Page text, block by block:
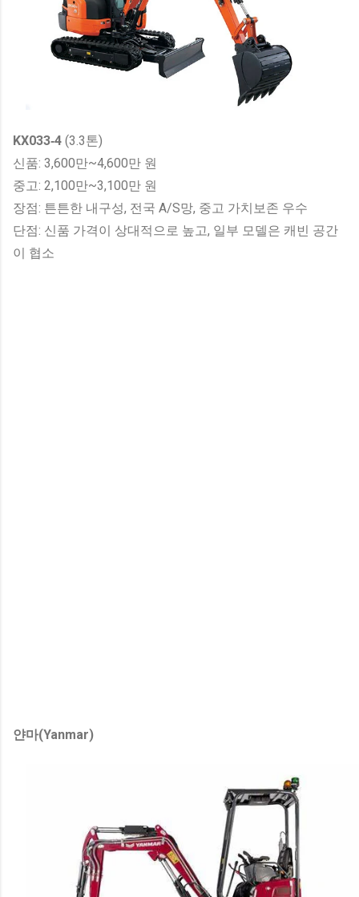
KX033‑4 (3.3톤)
신품: 3,600만~4,600만 원
중고: 2,100만~3,100만 원
장점: 튼튼한 내구성, 전국 A/S망, 중고 가치보존 우수
단점: 신품 가격이 상대적으로 높고, 일부 모델은 캐빈 공간
이 협소
얀마(Yanmar)